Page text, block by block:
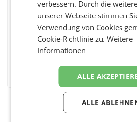
BEWERTEN SIE DIESEN ARTIKEL
verbessern. Durch die
unserer Webseite stimmen
Verwendung von Cookies
Cookie-Richtlinie zu.Weitere
Informationen
ALLE
ALLE